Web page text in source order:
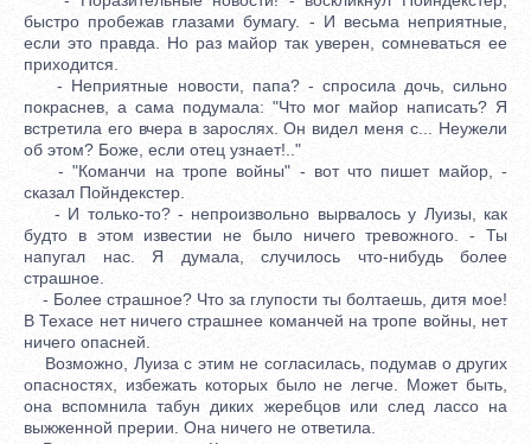
быстро пробежав глазами бумагу. - И весьма неприятные,
если это правда. Но раз майор так уверен, сомневаться ее
приходится.
- Неприятные новости, папа? - спросила дочь, сильно
покраснев, а сама подумала: "Что мог майор написать? Я
встретила его вчера в зарослях. Он видел меня с... Неужели
об этом? Боже, если отец узнает!.."
- "Команчи на тропе войны" - вот что пишет майор, -
сказал Пойндекстер.
- И только-то? - непроизвольно вырвалось у Луизы, как
будто в этом известии не было ничего тревожного. - Ты
напугал нас. Я думала, случилось что-нибудь более
страшное.
- Более страшное? Что за глупости ты болтаешь, дитя мое!
В Техасе нет ничего страшнее команчей на тропе войны, нет
ничего опасней.
Возможно, Луиза с этим не согласилась, подумав о других
опасностях, избежать которых было не легче. Может быть,
она вспомнила табун диких жеребцов или след лассо на
выжженной прерии. Она ничего не ответила.